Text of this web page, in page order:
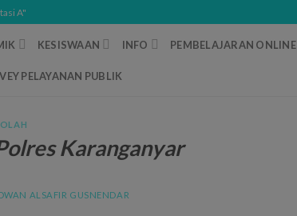
A"
KESISWAAN INFO PEMBELAJARAN ONLINE
PELAYANAN PUBLIK
Karanganyar
ALSAFIR GUSNENDAR